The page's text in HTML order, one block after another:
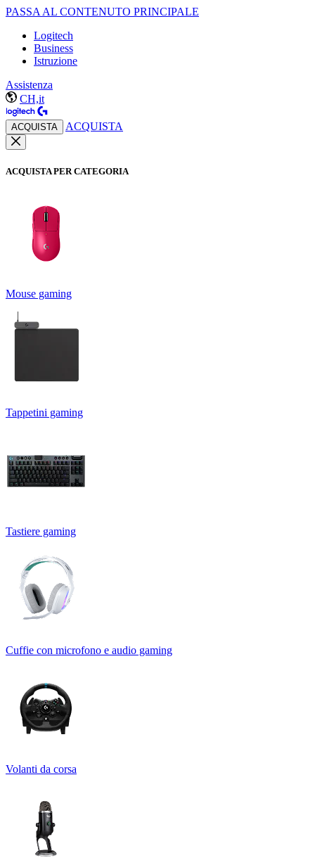
PASSA AL CONTENUTO PRINCIPALE
Logitech
Business
Istruzione
Assistenza
CH,it
ACQUISTA ACQUISTA
ACQUISTA PER CATEGORIA
Mouse gaming
Tappetini gaming
Tastiere gaming
Cuffie con microfono e audio gaming
Volanti da corsa